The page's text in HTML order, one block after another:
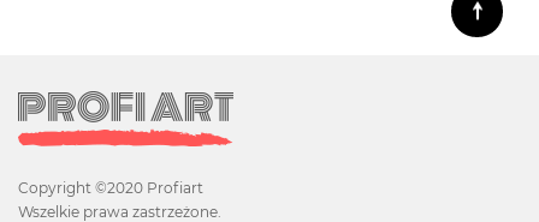
Copyright ©2020 Profiart
Wszelkie prawa zastrzeżone.